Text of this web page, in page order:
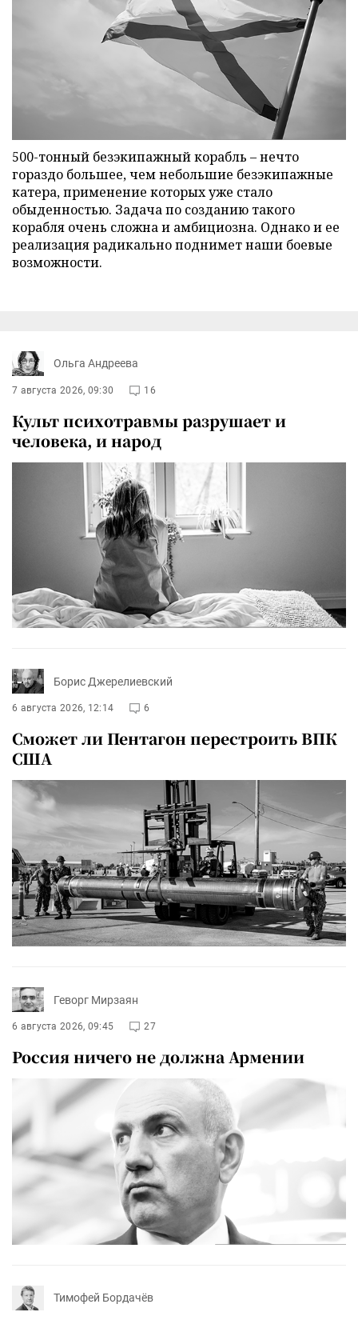
500-тонный безэкипажный корабль – нечто
гораздо большее, чем небольшие безэкипажные
катера, применение которых уже стало
обыденностью. Задача по созданию такого
корабля очень сложна и амбициозна. Однако и ее
реализация радикально поднимет наши боевые
возможности.
Ольга Андреева
7 августа 2026, 09:30 16
Культ психотравмы разрушает и
человека, и народ
Борис Джерелиевский
6 августа 2026, 12:14 6
Сможет ли Пентагон перестроить ВПК
США
Геворг Мирзаян
6 августа 2026, 09:45 27
Россия ничего не должна Армении
Тимофей Бордачёв